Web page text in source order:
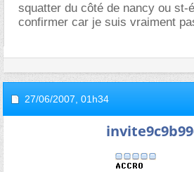
squatter du côté de nancy ou st-
confirmer car je suis vraiment
27/06/2007, 01h34